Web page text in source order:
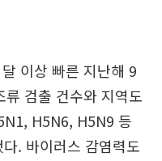
이상 빠른 지난해 9
검출 건수와 지역도
H5N6, H5N9 등
. 바이러스 감염력도